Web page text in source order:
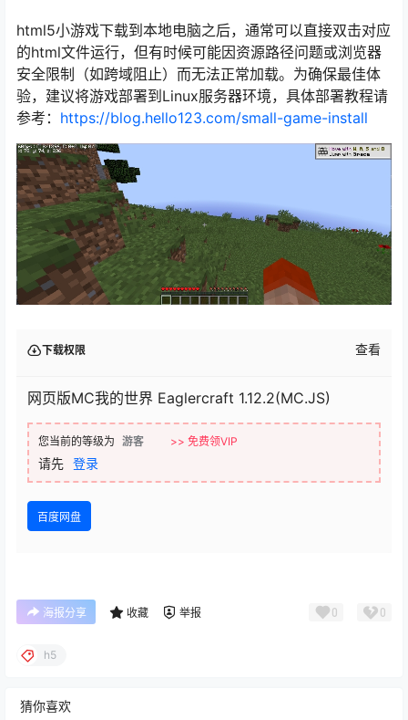
html5小游戏下载到本地电脑之后，通常可以直接双击对应
的html文件运行，但有时候可能因资源路径问题或浏览器
安全限制（如跨域阻止）而无法正常加载。为确保最佳体
验，建议将游戏部署到Linux服务器环境，具体部署教程请
参考： https://blog.hello123.com/small-game-install
下载权限 查看
网页版MC我的世界 Eaglercraft 1.12.2(MC.JS)
您当前的等级为 游客 >> 免费领VIP
请先 登录
百度网盘
海报分享 收藏 举报 0 0
h5
猜你喜欢